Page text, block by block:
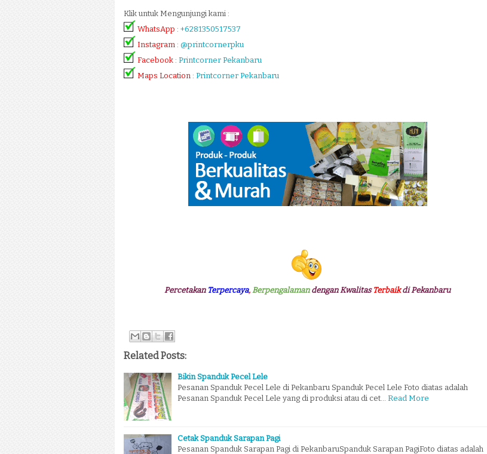
Klik untuk Mengunjungi kami :
WhatsApp : +6281350517537
Instagram : @printcornerpku
Facebook : Printcorner Pekanbaru
Maps Location : Printcorner Pekanbaru
Percetakan Terpercaya, Berpengalamandengan Kwalitas Terbaik di Pekanbaru
Related Posts:
Bikin Spanduk Pecel Lele
Pesanan Spanduk Pecel Lele di Pekanbaru Spanduk Pecel Lele Foto diatas adalah
Pesanan Spanduk Pecel Lele yang di produksi atau di cet…
Read More
Cetak Spanduk Sarapan Pagi
Pesanan Spanduk Sarapan Pagi di PekanbaruSpanduk Sarapan PagiFoto diatas adalah